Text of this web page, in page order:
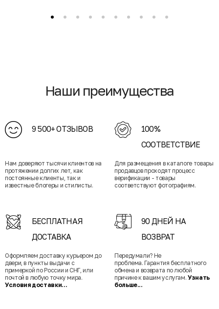
Наши преимущества
9 500+ ОТЗЫВОВ
Нам доверяют тысячи клиентов на
протяжении долгих лет, как
постоянные клиенты, так и
известные блогеры и стилисты.
100%
СООТВЕТСТВИЕ
Для размещения в каталоге товары
продавцов проходят процесс
верификации - товары
соответствуют фотографиям.
БЕСПЛАТНАЯ
ДОСТАВКА
Оформляем доставку курьером до
двери, в пункты выдачи с
примеркой по России и СНГ, или
почтой в любую точку мира.
Условия доставки...
90 ДНЕЙ НА
ВОЗВРАТ
Передумали? Не
проблема. Гарантия бесплатного
обмена и возврата по любой
причине к вашим услугам. Узнать
больше...